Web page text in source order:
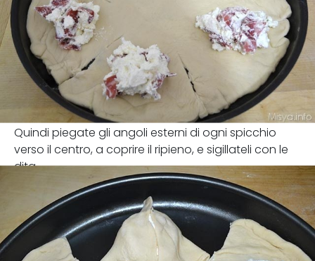
Quindi piegate gli angoli esterni di ogni spicchio
verso il centro, a coprire il ripieno, e sigillateli con le
dita.